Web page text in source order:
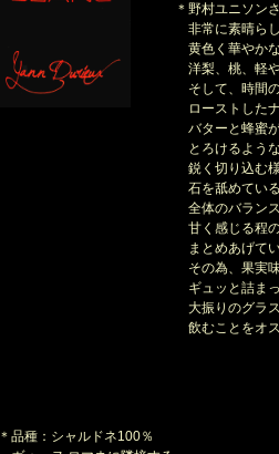
＊野村ユニソン
非常に素晴らし
黄色く華やか
洋梨、桃、軽
そして、時間
ローストした
バターと蜂蜜
とろけるような
鋭く切り込む
石を舐めてい
全体のバラン
甘く感じる程
まとめあげてい
その為、果実
ギュッと詰ま
大振りのグラ
飲むことをオス
＊品種：シャルドネ100％